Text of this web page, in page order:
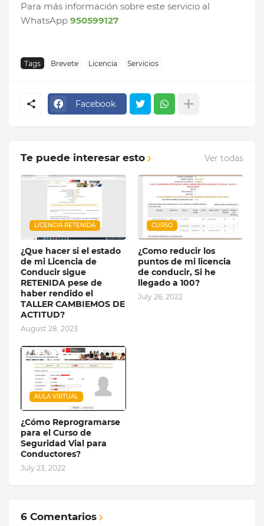
Para más información sobre este servicio al
WhatsApp 950599127
Tags Brevete Licencia Servicios
Facebook
Te puede interesar esto Ver todas
LICENCIA RETENIDA
¿Que hacer si el estado
de mi Licencia de
Conducir sigue
RETENIDA pese de
haber rendido el
TALLER CAMBIEMOS DE
ACTITUD?
August 28, 2023
CURSO
¿Como reducir los
puntos de mi licencia
de conducir, Si he
llegado a 100?
July 26, 2022
AULA VIRTUAL
¿Cómo Reprogramarse
para el Curso de
Seguridad Vial para
Conductores?
July 23, 2022
6 Comentarios